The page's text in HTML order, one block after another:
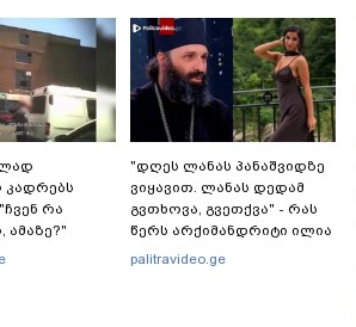
კადრებს
რა
ამაზე?"
"დღეს ლანას პანაშვიდზე
ვიყავით. ლანას დედამ
გვთხოვა, გვეთქვა" - რას
წერს არქიმანდრიტი ილია
თოლორაია სოციალურ
palitravideo.ge